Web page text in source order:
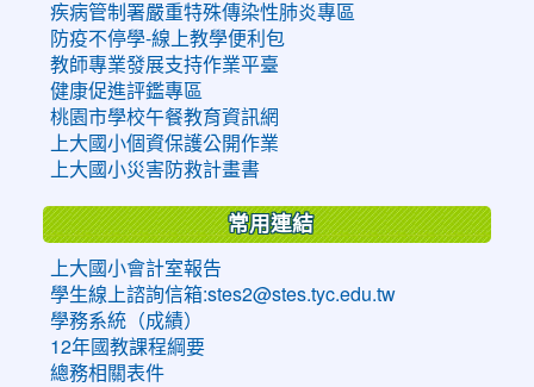
疾病管制署嚴重特殊傳染性肺炎專區
防疫不停學-線上教學便利包
教師專業發展支持作業平臺
健康促進評鑑專區
桃園市學校午餐教育資訊網
上大國小個資保護公開作業
上大國小災害防救計畫書
常用連結
上大國小會計室報告
學生線上諮詢信箱:stes2@stes.tyc.edu.tw
學務系統（成績）
12年國教課程綱要
總務相關表件